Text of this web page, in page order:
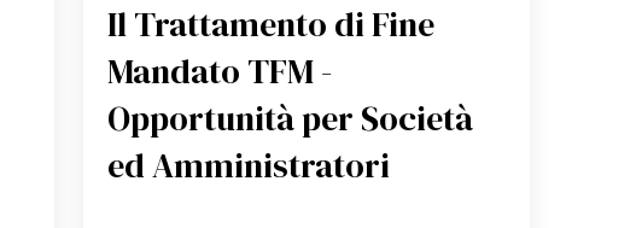
Il Trattamento di Fine
Mandato TFM -
Opportunità per Società
ed Amministratori